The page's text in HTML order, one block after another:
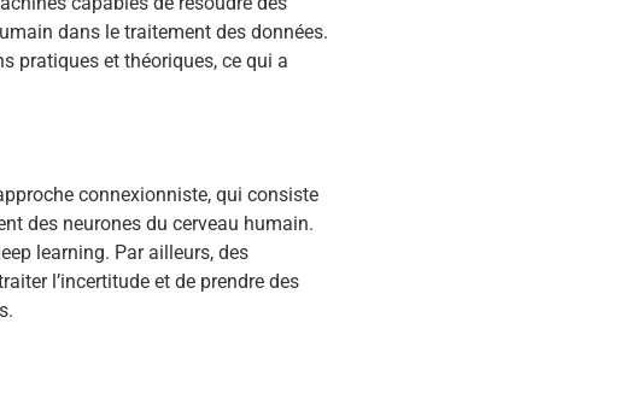
dans le traitement des données.
pratiques et théoriques, ce qui a
connexionniste, qui consiste
des neurones du cerveau humain.
learning. Par ailleurs, des
l’incertitude et de prendre des